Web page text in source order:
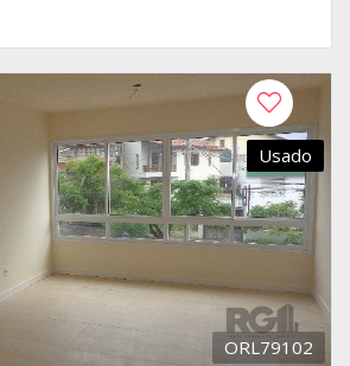
Usado
ORL79102